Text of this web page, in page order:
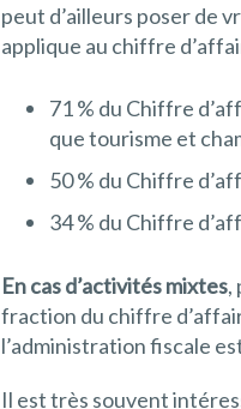
peut d’ailleurs poser de
applique au chiffre
71 % du Chiffre
que tourisme et
50 % du Chiffre
34 % du Chiffre
En cas d’activités mixtes,
fraction du chiffre
l’administration fiscale
Il est très souvent